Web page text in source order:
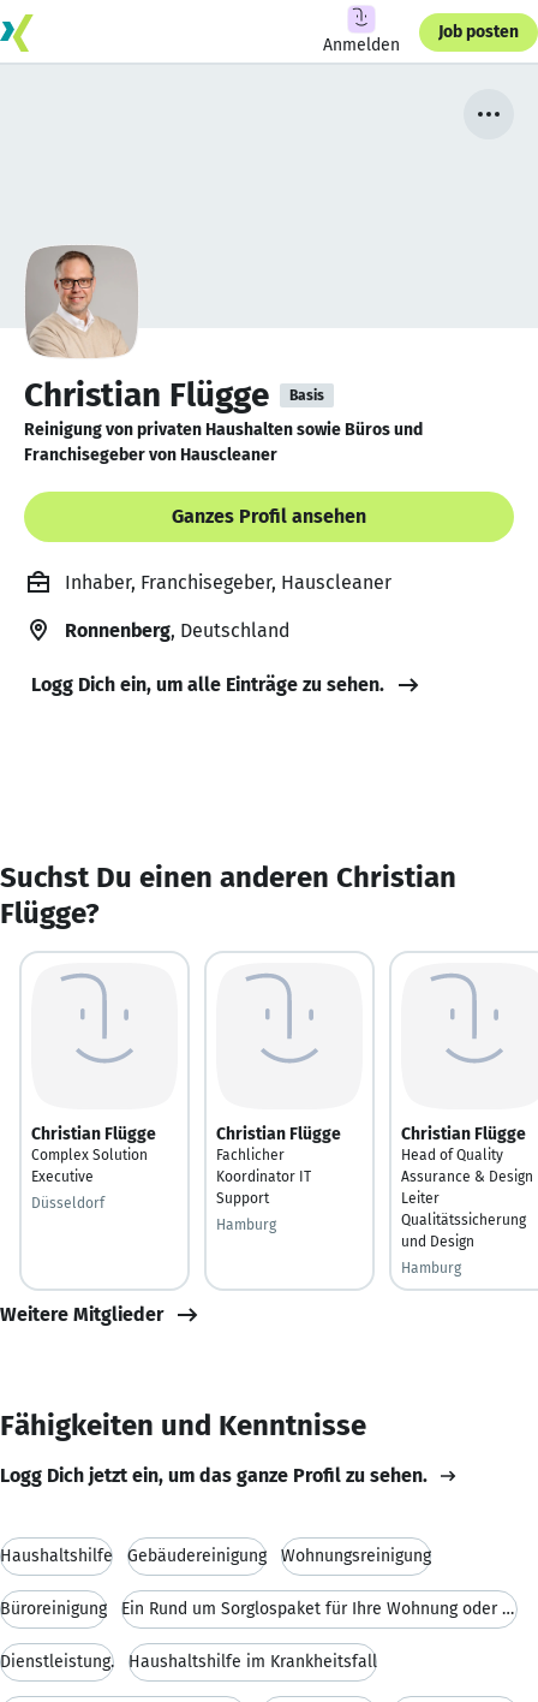
Anmelden
Job posten
Christian Flügge Basis
Reinigung von privaten Haushalten sowie Büros und
Franchisegeber von Hauscleaner
Ganzes Profil ansehen
Inhaber, Franchisegeber, Hauscleaner
Ronnenberg, Deutschland
Logg Dich ein, um alle Einträge zu sehen.
Suchst Du einen anderen Christian
Flügge?
Christian Flügge
Complex Solution
Executive
Düsseldorf
Christian Flügge
Fachlicher
Koordinator IT
Support
Hamburg
Christian Flügge
Head of Quality
Assurance &
Leiter
Qualitätssicherung
und Design
Hamburg
Weitere Mitglieder
Fähigkeiten und Kenntnisse
Logg Dich jetzt ein, um das ganze Profil zu sehen.
Haushaltshilfe Gebäudereinigung Wohnungsreinigung
Büroreinigung Ein Rund um Sorglospaket für Ihre Wohnung oder Hau
Dienstleistung. Haushaltshilfe im Krankheitsfall